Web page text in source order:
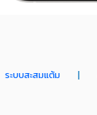
ระบบสะสมแต้ม |